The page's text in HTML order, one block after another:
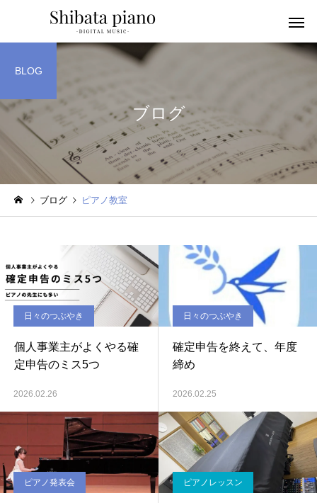
幼児音感レッスン
小・中・高・
ッスン
ピアノを教える人へ 楽譜作成アプ
ブログ
BLOG
ブログ ピアノ教室
日々のつぶやき
個人事業主がよくやる確
定申告のミス5つ
2026.02.26
日々のつぶやき
確定申告を終えて、年度
締め
2026.02.25
ピアノ発表会 ピアノレッスン